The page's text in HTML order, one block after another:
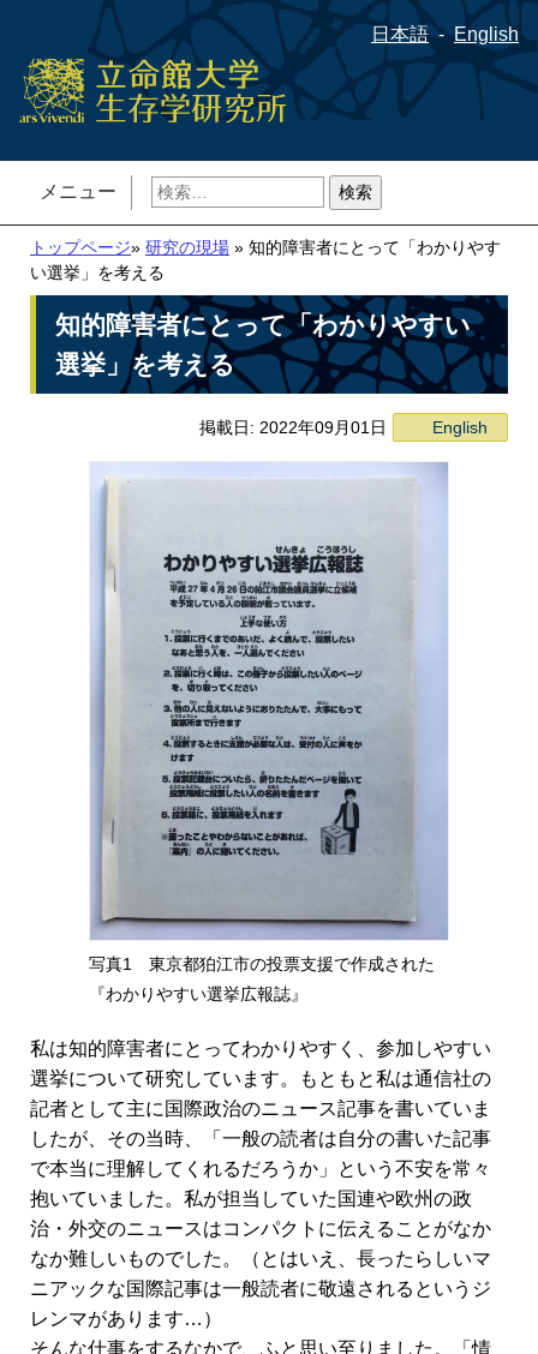
日本語 English
メニュー
検
索:
トップページ» 研究の現場 » 知的障害者にとって「わかりやす
い選挙」を考える
知的障害者にとって「わかりやすい
選挙」を考える
掲載日: 2022年09月01日 English
写真1 東京都狛江市の投票支援で作成された
『わかりやすい選挙広報誌』
私は知的障害者にとってわかりやすく、参加しやすい
選挙について研究しています。もともと私は通信社の
記者として主に国際政治のニュース記事を書いていま
したが、その当時、「一般の読者は自分の書いた記事
で本当に理解してくれるだろうか」という不安を常々
抱いていました。私が担当していた国連や欧州の政
治・外交のニュースはコンパクトに伝えることがなか
なか難しいものでした。（とはいえ、長ったらしいマ
ニアックな国際記事は一般読者に敬遠されるというジ
レンマがあります…）
そんな仕事をするなかで、ふと思い至りました。「情